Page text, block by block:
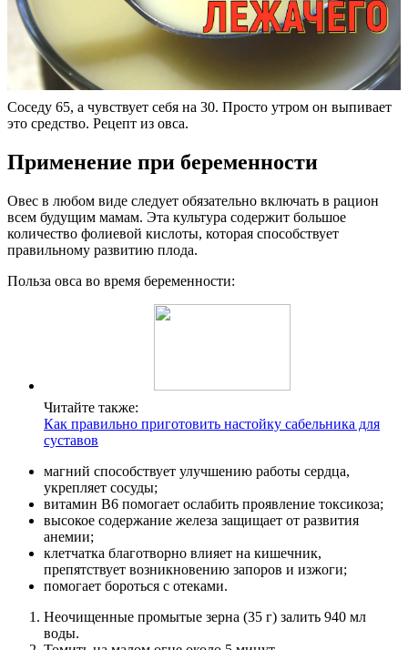
Соседу 65, а чувствует себя на 30. Просто утром он выпивает
это средство. Рецепт из овса.
Применение при беременности
Овес в любом виде следует обязательно включать в рацион
всем будущим мамам. Эта культура содержит большое
количество фолиевой кислоты, которая способствует
правильному развитию плода.
Польза овса во время беременности:
Читайте также:
Как правильно приготовить настойку сабельника для
суставов
магний способствует улучшению работы сердца,
укрепляет сосуды;
витамин B6 помогает ослабить проявление токсикоза;
высокое содержание железа защищает от развития
анемии;
клетчатка благотворно влияет на кишечник,
препятствует возникновению запоров и изжоги;
помогает бороться с отеками.
Неочищенные промытые зерна (35 г) залить 940 мл
воды.